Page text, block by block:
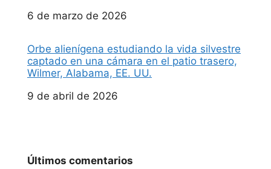
Fecha
6 de marzo de 2026
Orbe alienígena estudiando la vida silvestre
captado en una cámara en el patio trasero,
Wilmer, Alabama, EE. UU.
Fecha
9 de abril de 2026
Últimos comentarios